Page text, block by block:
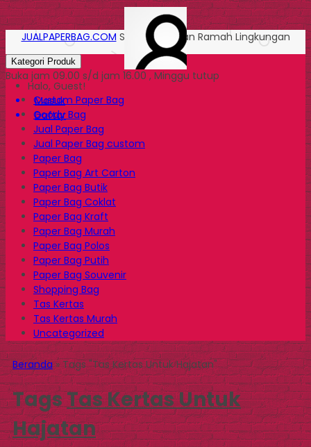
Halo, Guest!
Masuk
Daftar
JUALPAPERBAG.COM Solusi Kemasan Ramah Lingkungan
Kategori Produk
Buka jam 09.00 s/d jam 16.00 , Minggu tutup
Custom Paper Bag
Goody Bag
Jual Paper Bag
Jual Paper Bag custom
Paper Bag
Paper Bag Art Carton
Paper Bag Butik
Paper Bag Coklat
Paper Bag Kraft
Paper Bag Murah
Paper Bag Polos
Paper Bag Putih
Paper Bag Souvenir
Shopping Bag
Tas Kertas
Tas Kertas Murah
Uncategorized
Beranda»Tags "Tas Kertas Untuk Hajatan"
TagsTas Kertas Untuk
Hajatan